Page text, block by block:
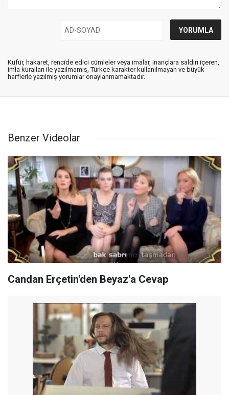
Küfür, hakaret, rencide edici cümleler veya imalar, inançlara saldırı içeren,
imla kuralları ile yazılmamış, Türkçe karakter kullanılmayan ve büyük
harflerle yazılmış yorumlar onaylanmamaktadır.
Benzer Videolar
Candan Erçetin'den Beyaz'a Cevap